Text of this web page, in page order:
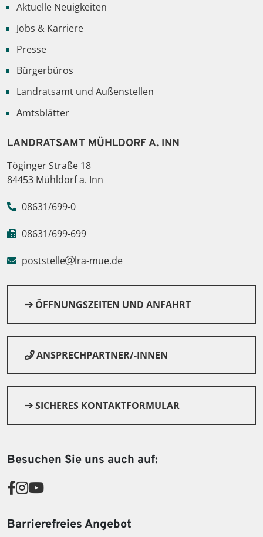
Aktuelle Neuigkeiten
Jobs & Karriere
Presse
Bürgerbüros
Landratsamt und Außenstellen
Amtsblätter
LANDRATSAMT MÜHLDORF A. INN
Töginger Straße 18
84453 Mühldorf a. Inn
08631/699-0
08631/699-699
poststelle lra-mue.de
ÖFFNUNGSZEITEN UND ANFAHRT
ANSPRECHPARTNER/-INNEN
SICHERES KONTAKTFORMULAR
Besuchen Sie uns auch auf:
Barrierefreies Angebot